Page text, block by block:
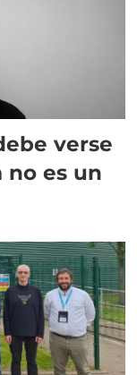
verse
no es un